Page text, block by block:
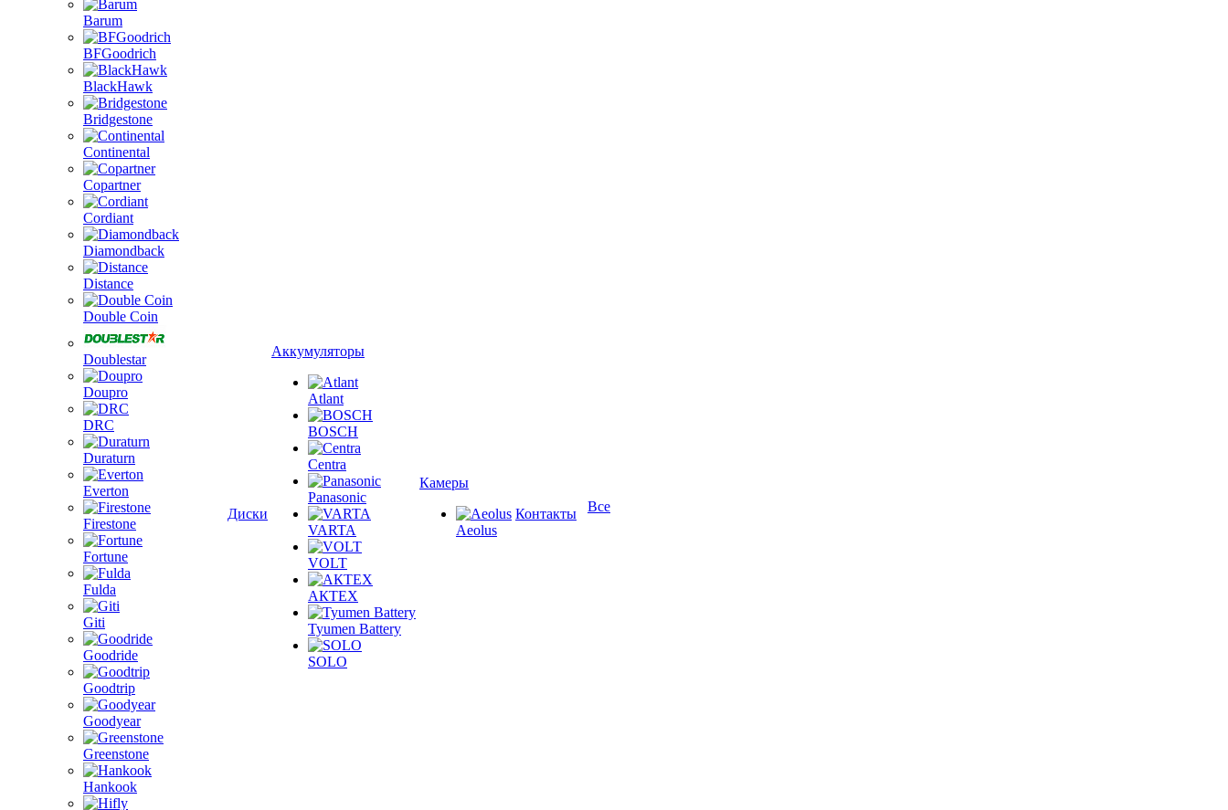
Barum
BFGoodrich
BlackHawk
Bridgestone
Continental
Copartner
Cordiant
Diamondback
Distance
Double Coin
Doublestar
Doupro
DRC
Duraturn
Everton
Firestone
Fortune
Fulda
Giti
Goodride
Goodtrip
Goodyear
Greenstone
Hankook
Диски
Аккумуляторы
Atlant
BOSCH
Centra
Panasonic
VARTA
VOLT
АКТЕХ
Tyumen Battery
SOLO
Камеры
Aeolus
Контакты Все